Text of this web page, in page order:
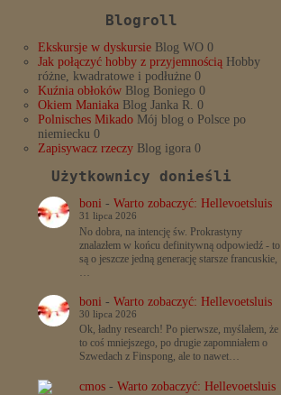
Blogroll
Ekskursje w dyskursie Blog WO 0
Jak połączyć hobby z przyjemnością Hobby
różne, kwadratowe i podłużne 0
Kuźnia obłoków Blog Boniego 0
Okiem Maniaka Blog Janka R. 0
Polnisches Mikado Mój blog o Polsce po
niemiecku 0
Zapisywacz rzeczy Blog igora 0
Użytkownicy donieśli
boni- Warto zobaczyć: Hellevoetsluis
31 lipca 2026
No dobra, na intencję św. Prokrastyny
znalazłem w końcu definitywną odpowiedź - to
są o jeszcze jedną generację starsze francuskie,
…
boni- Warto zobaczyć: Hellevoetsluis
30 lipca 2026
Ok, ładny research! Po pierwsze, myślałem, że
to coś mniejszego, po drugie zapomniałem o
Szwedach z Finspong, ale to nawet…
cmos- Warto zobaczyć: Hellevoetsluis